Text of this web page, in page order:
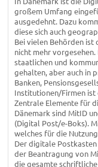
großem Umfang
ausgedehnt. Dazu
diese sich auch
Bei vielen Behörden ist
nicht mehr
staatlichen und
gehalten, aber auch in
Banken,
Institutionen/Firmen
Zentrale Elemente für
Dänemark sind MitID
(Digital Post/e-Boks).
welches für die
Der digitale
der Beantragung von
die gesamte